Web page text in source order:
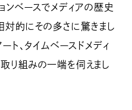
ンベースでメディアの歴史
対的にその多さに驚きまし
ト、タイムベースドメディ
り組みの一端を伺えまし